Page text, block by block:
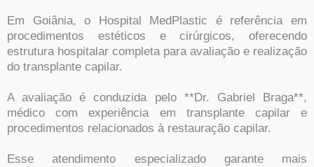
Em Goiânia, o Hospital MedPlastic é referência em
procedimentos estéticos e cirúrgicos, oferecendo
estrutura hospitalar completa para avaliação e realização
do transplante capilar.
A avaliação é conduzida pelo **Dr. Gabriel Braga**,
médico com experiência em transplante capilar e
procedimentos relacionados à restauração capilar.
Esse atendimento especializado garante mais